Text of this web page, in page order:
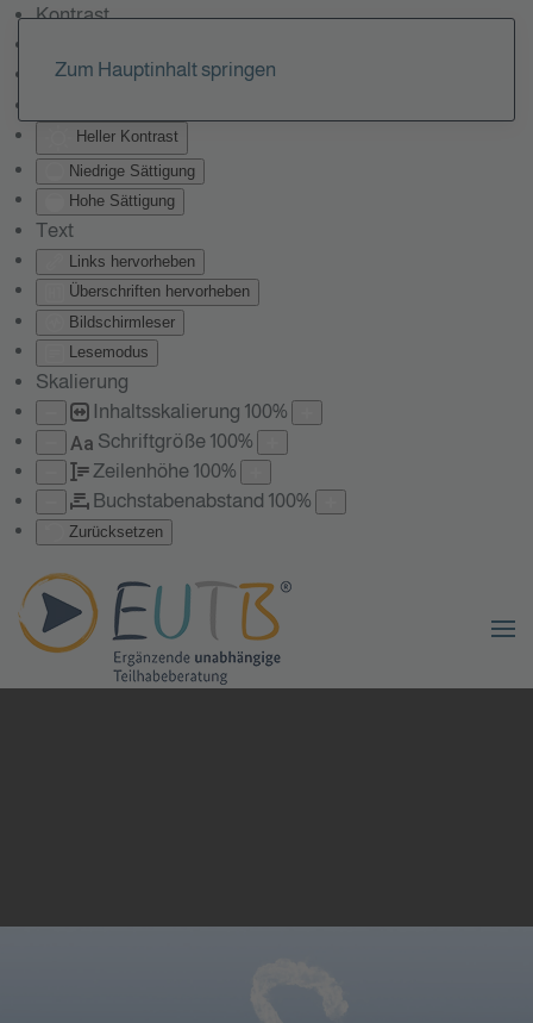
Kontrast
Monochrom
Heller Kontrast
Niedrige Sättigung
Hohe Sättigung
Text
Links hervorheben
Überschriften hervorheben
Bildschirmleser
Lesemodus
Skalierung
Inhaltsskalierung 100%
Aa Schriftgröße 100%
Zeilenhöhe 100%
Buchstabenabstand 100%
Zurücksetzen
Zum Hauptinhalt springen